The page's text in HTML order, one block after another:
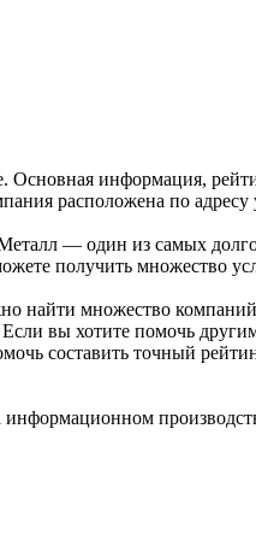
информация,
расположена по адресу
— один из самых
получить множество
найти множество
вы хотите помочь
составить точный